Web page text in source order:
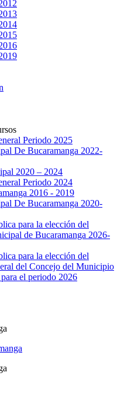
Periodo 2025
De Bucaramanga 2022-
2020 – 2024
Periodo 2024
2016 - 2019
De Bucaramanga 2020-
para la elección del
de Bucaramanga 2026-
para la elección del
del Concejo del Municipio
el periodo 2026